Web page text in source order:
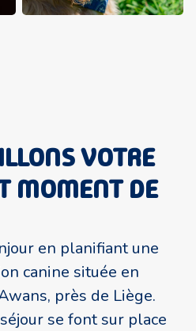
VOTRE
MOMENT DE
en planifiant une
canine située en
près de Liège.
se font sur place